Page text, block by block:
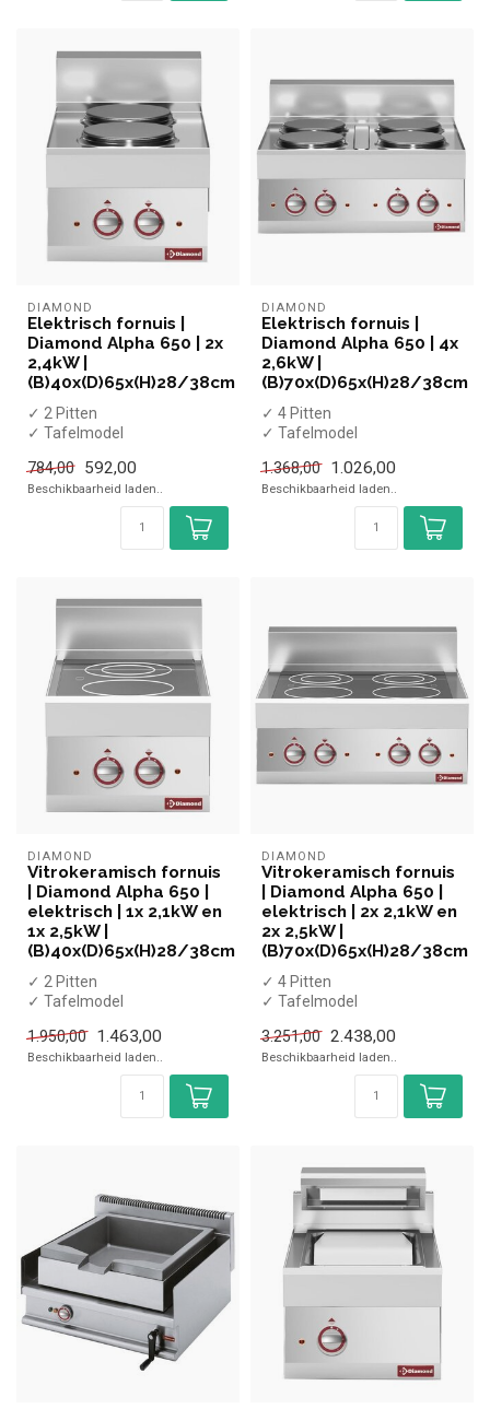
DIAMOND
Elektrisch fornuis |
Diamond Alpha 650 | 2x
2,4kW |
(B)40x(D)65x(H)28/38cm
✓ 2 Pitten
✓ Tafelmodel
✓ 400 Volt
784,00 592,00
Beschikbaarheid laden..
DIAMOND
Elektrisch fornuis |
Diamond Alpha 650 | 4x
2,6kW |
(B)70x(D)65x(H)28/38cm
✓ 4 Pitten
✓ Tafelmodel
✓ 400 Volt
1.368,00 1.026,00
Beschikbaarheid laden..
DIAMOND
Vitrokeramisch fornuis
| Diamond Alpha 650 |
elektrisch | 1x 2,1kW en
1x 2,5kW |
(B)40x(D)65x(H)28/38cm
✓ 2 Pitten
✓ Tafelmodel
✓ 400 Volt
1.950,00 1.463,00
Beschikbaarheid laden..
DIAMOND
Vitrokeramisch fornuis
| Diamond Alpha 650 |
elektrisch | 2x 2,1kW en
2x 2,5kW |
(B)70x(D)65x(H)28/38cm
✓ 4 Pitten
✓ Tafelmodel
✓ 400 Volt
3.251,00 2.438,00
Beschikbaarheid laden..